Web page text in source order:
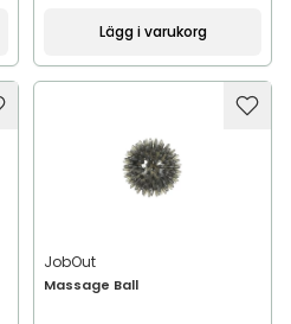
Lägg i varukorg
JobOut
Massage Ball